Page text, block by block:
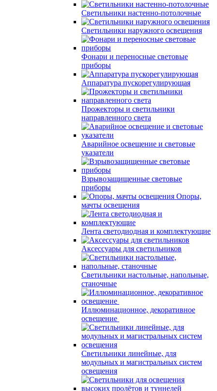
Светильники настенно-потолочные
Светильники наружного освещения
Фонари и переносные световые
приборы
Аппаратура пускорегулирующая
Прожекторы и светильники
направленного света
Аварийное освещение и световые
указатели
Взрывозащищенные световые
приборы
Опоры,
мачты освещения
Лента светодиодная и комплектующие
Аксессуары для светильников
Светильники настольные, напольные,
станочные
Иллюминационное, декоративное
освещение
Светильники линейные, для
модульных и магистральных систем
освещения